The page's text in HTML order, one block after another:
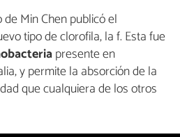
Min Chen publicó el
tipo de clorofila, la f. Esta fue
presente en
y permite la absorción de la
que cualquiera de los otros